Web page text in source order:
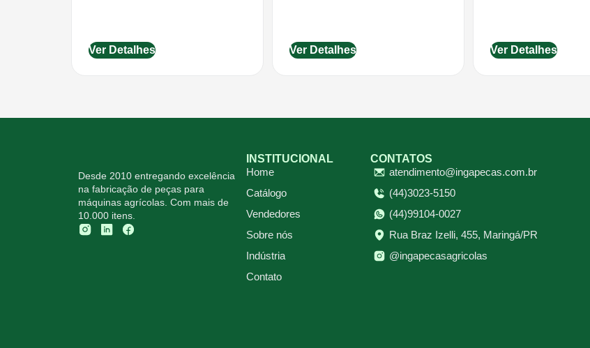
Ver Detalhes Ver Detalhes Ver Detalhes
Desde 2010 entregando excelência
na fabricação de peças para
máquinas agrícolas. Com mais de
10.000 itens.
INSTITUCIONAL
Home
Catálogo
Vendedores
Sobre nós
Indústria
Contato
CONTATOS
atendimento@ingapecas.com.br
(44)3023-5150
(44)99104-0027
Rua Braz Izelli, 455, Maringá/PR
@ingapecasagricolas